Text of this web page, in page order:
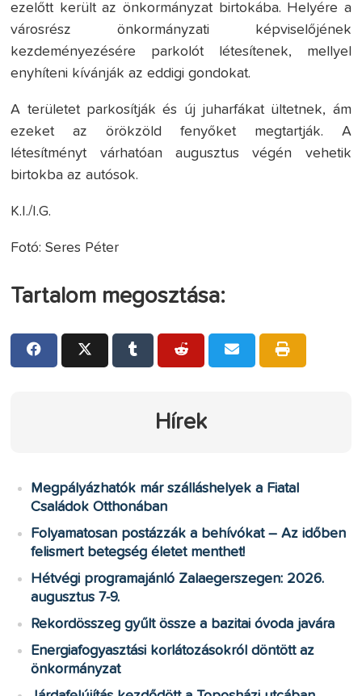
ezelőtt került az önkormányzat birtokába. Helyére a
városrész önkormányzati képviselőjének
kezdeményezésére parkolót létesítenek, mellyel
enyhíteni kívánják az eddigi gondokat.
A területet parkosítják és új juharfákat ültetnek, ám
ezeket az örökzöld fenyőket megtartják. A
létesítményt várhatóan augusztus végén vehetik
birtokba az autósok.
K.I./I.G.
Fotó: Seres Péter
Tartalom megosztása:
Hírek
Megpályázhatók már szálláshelyek a Fiatal
Családok Otthonában
Folyamatosan postázzák a behívókat – Az időben
felismert betegség életet menthet!
Hétvégi programajánló Zalaegerszegen: 2026.
augusztus 7-9.
Rekordösszeg gyűlt össze a bazitai óvoda javára
Energiafogyasztási korlátozásokról döntött az
önkormányzat